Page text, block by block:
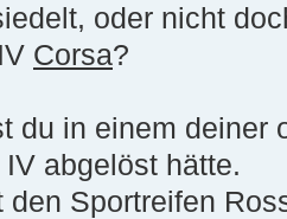
oder nicht
Corsa?
du in einem deiner
abgelöst hätte.
den Sportreifen